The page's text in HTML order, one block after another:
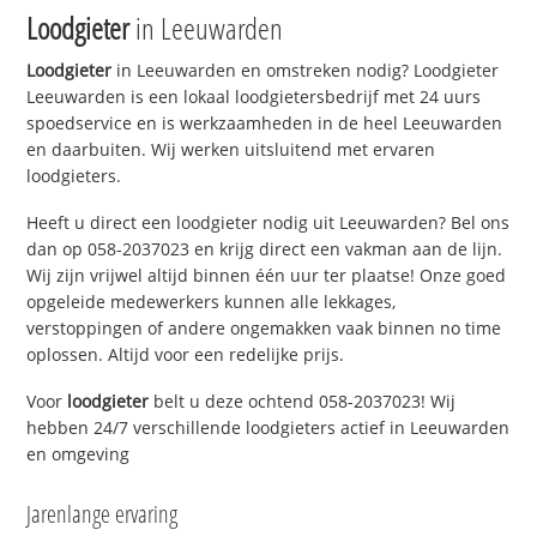
Loodgieterin Leeuwarden
Loodgieter in Leeuwarden en omstreken nodig? Loodgieter
Leeuwarden is een lokaal loodgietersbedrijf met 24 uurs
spoedservice en is werkzaamheden in de heel Leeuwarden
en daarbuiten. Wij werken uitsluitend met ervaren
loodgieters.
Heeft u direct een loodgieter nodig uit Leeuwarden? Bel ons
dan op 058-2037023 en krijg direct een vakman aan de lijn.
Wij zijn vrijwel altijd binnen één uur ter plaatse! Onze goed
opgeleide medewerkers kunnen alle lekkages,
verstoppingen of andere ongemakken vaak binnen no time
oplossen. Altijd voor een redelijke prijs.
Voor loodgieter belt u deze ochtend 058-2037023! Wij
hebben 24/7 verschillende loodgieters actief in Leeuwarden
en omgeving
Jarenlange ervaring